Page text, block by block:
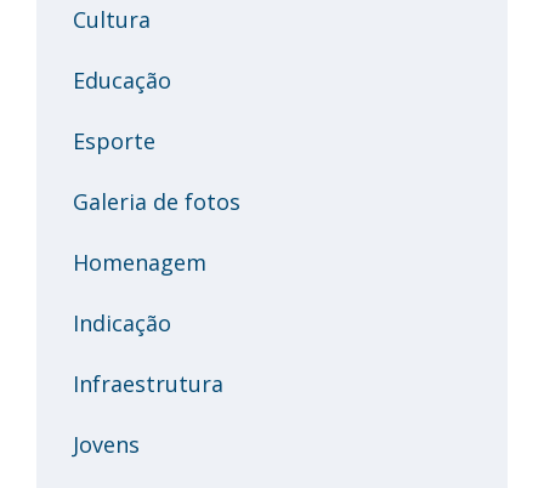
Cultura
Educação
Esporte
Galeria de fotos
Homenagem
Indicação
Infraestrutura
Jovens